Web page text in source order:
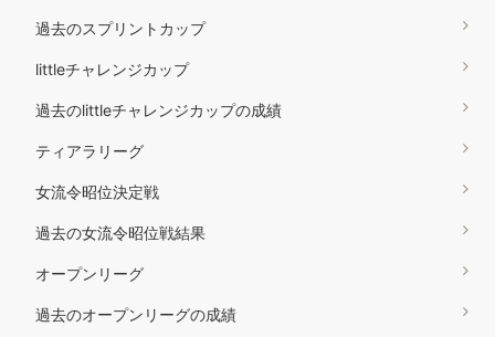
過去のスプリントカップ
littleチャレンジカップ
過去のlittleチャレンジカップの成績
ティアラリーグ
女流令昭位決定戦
過去の女流令昭位戦結果
オープンリーグ
過去のオープンリーグの成績